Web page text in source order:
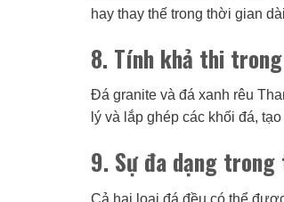
hay thay thế trong thời gian
8. Tính khả thi
Đá granite và đá xanh rêu
lý và lắp ghép các khối đá,
9. Sự đa dạng
Cả hai loại đá đều có thể